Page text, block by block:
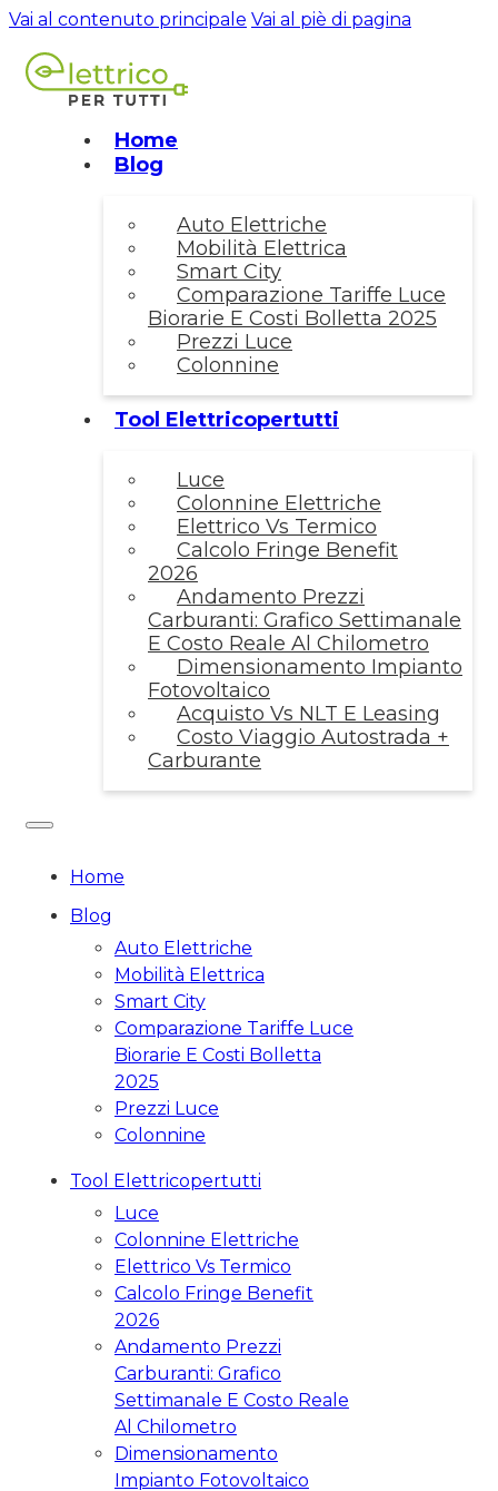
Vai al contenuto principale Vai al piè di pagina
Home
Blog
Auto Elettriche
Mobilità Elettrica
Smart City
Comparazione Tariffe Luce
Biorarie E Costi Bolletta 2025
Prezzi Luce
Colonnine
Tool Elettricopertutti
Luce
Colonnine Elettriche
Elettrico Vs Termico
Calcolo Fringe Benefit
2026
Andamento Prezzi
Carburanti: Grafico Settimanale
E Costo Reale Al Chilometro
Dimensionamento Impianto
Fotovoltaico
Acquisto Vs NLT E Leasing
Costo Viaggio Autostrada +
Carburante
Home
Blog
Auto Elettriche
Mobilità Elettrica
Smart City
Comparazione Tariffe Luce
Biorarie E Costi Bolletta
2025
Prezzi Luce
Colonnine
Tool Elettricopertutti
Luce
Colonnine Elettriche
Elettrico Vs Termico
Calcolo Fringe Benefit
2026
Andamento Prezzi
Carburanti: Grafico
Settimanale E Costo Reale
Al Chilometro
Dimensionamento
Impianto Fotovoltaico